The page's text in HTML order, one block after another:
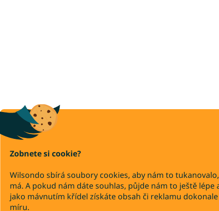
Zobnete si cookie?
Wilsondo sbírá soubory cookies, aby nám to
má. A pokud nám dáte souhlas, půjde nám to ještě lépe
jako mávnutím křídel získáte obsah či reklamu
míru.